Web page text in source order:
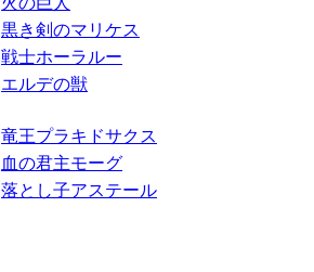
黒き剣のマリケス
戦士ホーラルー
エルデの獣
竜王プラキドサクス
血の君主モーグ
落とし子アステール